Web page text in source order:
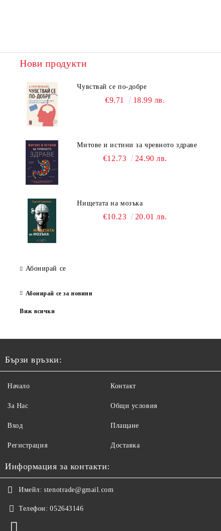
Нови продукти
Чувствай се по-добре
€9.71 18.99 лв.
Митове и истини за чревното здраве
€12.73 24.90 лв.
Нищетата на мозъка
€10.23 20.01 лв.
Абонирай се
Абонирай се за новини
Виж всички
Бързи връзки:
Начало
За Нас
Вход
Регистрация
Контакт
Общи условия
Плащане
Доставка
Информация за контакти:
Имейл: stenotrade@gmail.com
Телефон: 052643146